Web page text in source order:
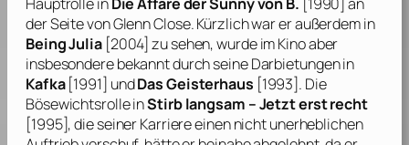
der Seite vonGlenn Close. Kürzlich war er außerdem in
Being Julia[2004] zu sehen, wurde im Kino aber
insbesondere bekannt durch seine Darbietungen in
Kafka[1991] undDas Geisterhaus [1993]. Die
Bösewichtsrolle inStirb langsam – Jetzt erst recht
[1995], die seiner Karriere einen nicht unerheblichen